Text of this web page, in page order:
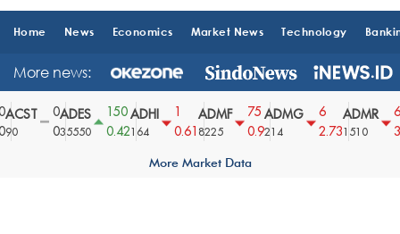
Home News Economics Market News Technology
More news:
ADES
35550
150
0.42
ADHI
164
0.61
ADMF
8225
75
0.9
ADMG
214
2.73
ADMR
1510
60
More Market Data